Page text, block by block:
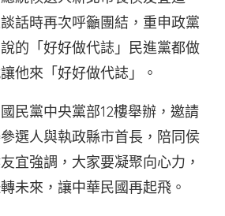
話時再次呼籲團結，重申政黨
的「好好做代誌」民進黨都做
他來「好好做代誌」。
民黨中央黨部12樓舉辦，邀請
選人與執政縣市首長，陪同侯
宜強調，大家要凝聚向心力，
未來，讓中華民國再起飛。